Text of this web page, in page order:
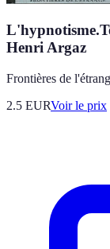
Henri Argaz
Frontières de
2.5 EURVoir le prix